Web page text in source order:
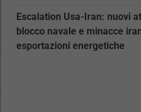
Escalation Usa-Iran: nuovi
blocco navale e minacce
esportazioni energetiche